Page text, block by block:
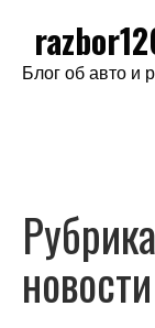
содержимому
Блог об авто и
новости